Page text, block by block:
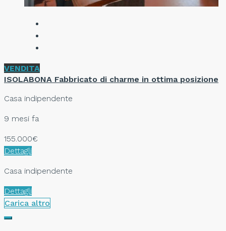
VENDITA
ISOLABONA Fabbricato di charme in ottima posizione
Casa indipendente
9 mesi fa
155.000€
Dettagli
Casa indipendente
Dettagli
Carica altro